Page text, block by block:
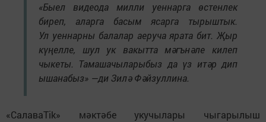
«Быел видеода милли уеннарга өстенлек
биреп, аларга басым ясарга тырыштык.
Ул уеннарны балалар аеруча ярата бит. Җыр
күңелле, шул ук вакытта мәгънәле килеп
чыкеты. Тамашачыларыбыз да үз итәр дип
ышанабыз» —ди Зилә Фәйзуллина.
«СалаваTik» мәктәбе укучылары чыгарылыш